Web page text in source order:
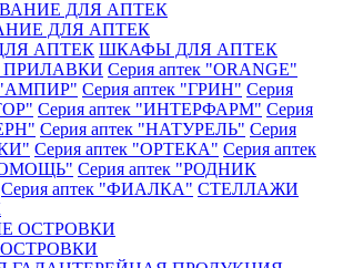
ДЛЯ АПТЕК
АПТЕК ШКАФЫ ДЛЯ АПТЕК
Серия аптек "ORANGE"
"АМПИР" Серия аптек "ГРИН" Серия
Серия аптек "ИНТЕРФАРМ" Серия
Серия аптек "НАТУРЕЛЬ" Серия
Серия аптек "ОРТЕКА" Серия аптек
Серия аптек "РОДНИК
Серия аптек "ФИАЛКА" СТЕЛЛАЖИ